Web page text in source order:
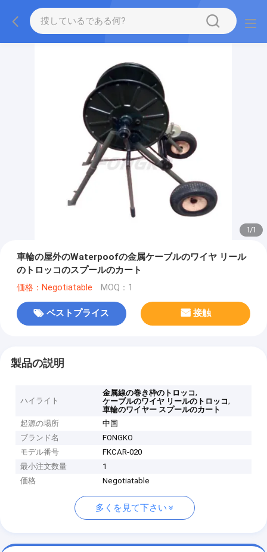
1/1
車輪の屋外のWaterpoofの金属ケーブルのワイヤ リール
のトロッコのスプールのカート
価格：Negotiatable MOQ：1
ベストプライス 接触
製品の説明
ハイライト
金属線の巻き枠のトロッコ,
ケーブルのワイヤ リールのトロッコ,
車輪のワイヤー スプールのカート
起源の場所
中国
ブランド名
FONGKO
モデル番号
FKCAR-020
最小注文数量
1
価格
Negotiatable
多くを見て下さい